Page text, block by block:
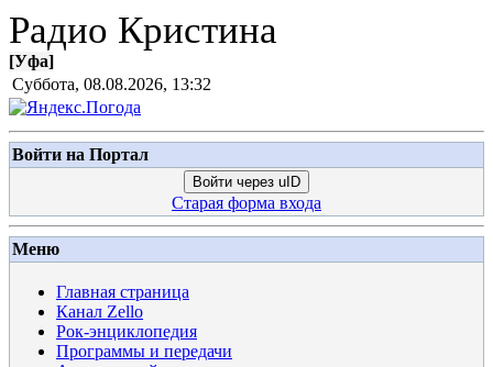
Радио Кристина
[Уфа]
Суббота, 08.08.2026, 13:32
Войти на Портал
Войти через uID
Старая форма входа
Меню
Главная страница
Канал Zello
Рок-энциклопедия
Программы и передачи